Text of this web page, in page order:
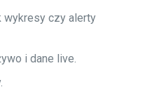
wykresy czy alerty
i dane live.